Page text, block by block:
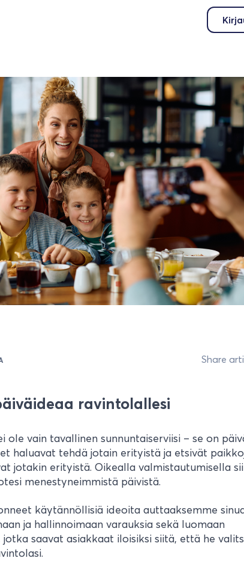
Share
ravintolallesi
ole vain tavallinen sunnuntaiserviisi – se on
haluavat tehdä jotain erityistä ja etsivät
jotakin erityistä. Oikealla valmistautumisella
menestyneimmistä päivistä.
käytännöllisiä ideoita auttaaksemme
ja hallinnoimaan varauksia sekä luomaan
jotka saavat asiakkaat iloisiksi siitä, että he